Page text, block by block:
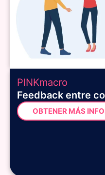
PINKmacro
Feedback entre
OBTENER MÁS